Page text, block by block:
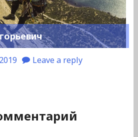
Leave a reply